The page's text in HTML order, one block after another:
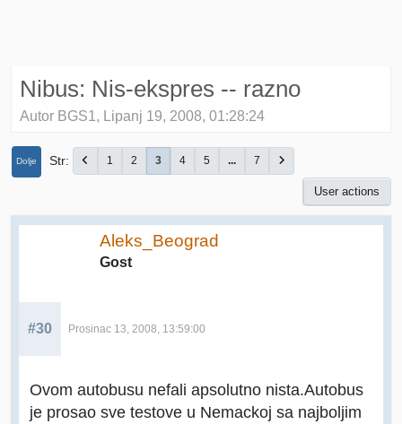
Nibus: Nis-ekspres -- razno
Autor BGS1, Lipanj 19, 2008, 01:28:24
Dolje Str 1 2 3 4 5 ... 7
User actions
Aleks_Beograd
Gost
#30 Prosinac 13, 2008, 13:59:00
Ovom autobusu nefali apsolutno nista.Autobus
je prosao sve testove u Nemackoj sa najboljim